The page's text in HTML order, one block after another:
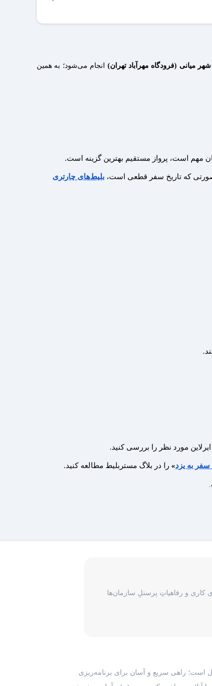
میانی (فرودگاه مهرآباد تهران) انجام می‌شود؛ به همین
مهم است، پرواز مستقیم بهترین گزینه است.
صورتی که تاریخ سفر قطعی است، بلیط‌های چارتری
مورد نظر را بررسی کنید.
سفر به یزد» را در بلاگ مستربلیط مطالعه کنید.
و رفاهیاتِ پرسنلِ سازمان‌ها
است؛ راهی سریع و آسان برای برنامه‌ریزی